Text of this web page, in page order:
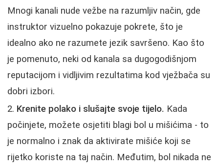
Mnogi kanali nude vežbe na razumljiv način, gde
instruktor vizuelno pokazuje pokrete, što je
idealno ako ne razumete jezik savršeno. Kao što
je pomenuto, neki od kanala sa dugogodišnjom
reputacijom i vidljivim rezultatima kod vježbača su
dobri izbori.
Krenite polako i slušajte svoje tijelo. Kada
počinjete, možete osjetiti blagi bol u mišićima - to
je normalno i znak da aktivirate mišiće koji se
rijetko koriste na taj način. Međutim, bol nikada ne